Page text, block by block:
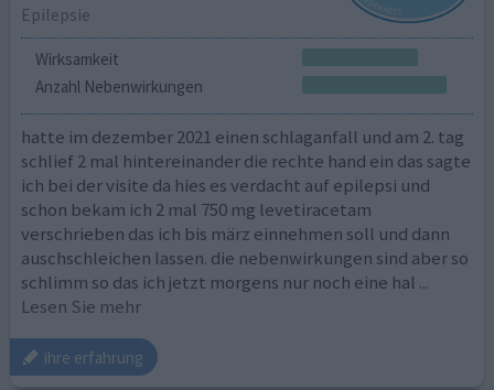
Epilepsie
Wirksamkeit
Anzahl Nebenwirkungen
hatte im dezember 2021 einen schlaganfall und am 2. tag
schlief 2 mal hintereinander die rechte hand ein das sagte
ich bei der visite da hies es verdacht auf epilepsi und
schon bekam ich 2 mal 750 mg levetiracetam
verschrieben das ich bis märz einnehmen soll und dann
auschschleichen lassen. die nebenwirkungen sind aber so
schlimm so das ich jetzt morgens nur noch eine hal ...
Lesen Sie mehr
ihre erfahrung